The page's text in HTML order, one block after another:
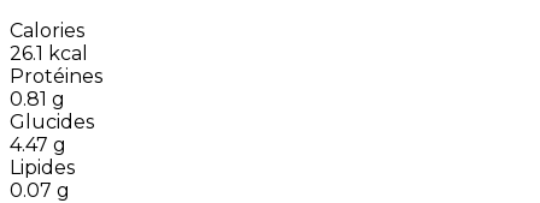
Calories
26.1 kcal
Protéines
0.81 g
Glucides
4.47 g
Lipides
0.07 g